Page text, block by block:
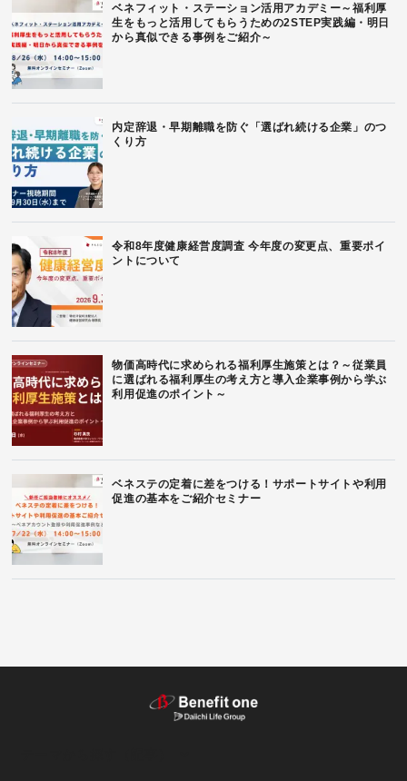
ベネフィット・ステーション活用アカデミー～福利厚
生をもっと活用してもらうための2STEP実践編・明日
から真似できる事例をご紹介～
内定辞退・早期離職を防ぐ「選ばれ続ける企業」のつ
くり方
令和8年度健康経営度調査 今年度の変更点、重要ポイ
ントについて
物価高時代に求められる福利厚生施策とは？～従業員
に選ばれる福利厚生の考え方と導入企業事例から学ぶ
利用促進のポイント～
ベネステの定着に差をつける！サポートサイトや利用
促進の基本をご紹介セミナー